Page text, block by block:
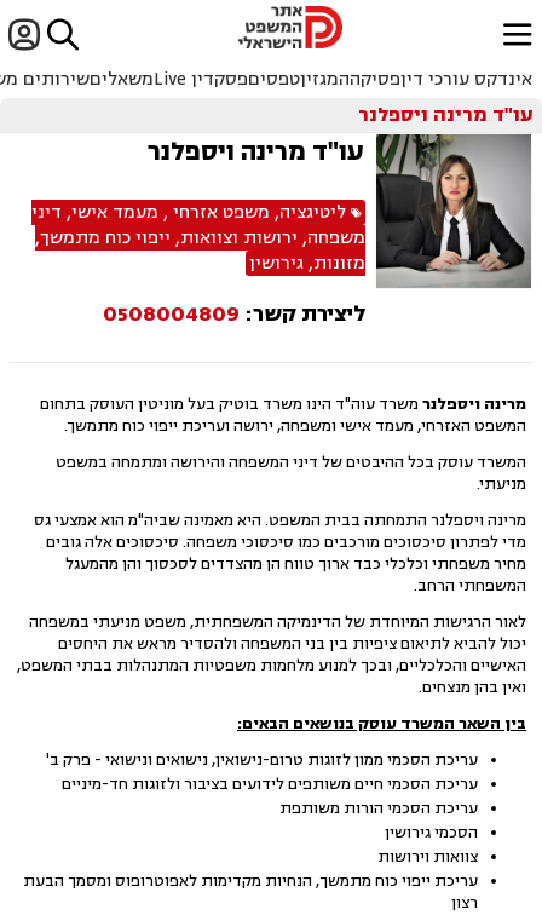

ﱐ
אינדקס עורכי דיןפסיקההמגזיןטפסיםפסקדין Live משאליםשירותים
עו"ד מרינה ויספלנר
עו"ד מרינה ויספלנר
ליטיגציה, משפט אזרחי , מעמד אישי, דיני
משפחה, ירושות וצוואות, ייפוי כוח מתמשך,
מזונות,גירושין
ליצירת קשר: 0508004809
מרינה ויספלנר משרד עוה"ד הינו משרד בוטיק בעל מוניטין העוסק בתחום
המשפט האזרחי, מעמד אישי ומשפחה, ירושה ועריכת ייפוי כוח מתמשך.
המשרד עוסק בכל ההיבטים של דיני המשפחה והירושה ומתמחה במשפט
מניעתי.
מרינה ויספלנר התמחתה בבית המשפט. היא מאמינה שביה"מ הוא אמצעי גס
מדי לפתרון סיכסוכים מורכבים כמו סיכסוכי משפחה. סיכסוכים אלה גובים
מחיר משפחתי וכלכלי כבד ארוך טווח הן מהצדדים לסכסוך והן מהמעגל
המשפחתי הרחב.
לאור הרגישות המיוחדת של הדינמיקה המשפחתית, משפט מניעתי במשפחה
יכול להביא לתיאום ציפיות בין בני המשפחה ולהסדיר מראש את היחסים
האישיים והכלכליים, ובכך למנוע מלחמות משפטיות המתנהלות בבתי המשפט,
ואין בהן מנצחים.
בין השאר המשרד עוסק בנושאים הבאים:
עריכת הסכמי ממון לזוגות טרום-נישואין, נישואים ונישואי - פרק ב'
עריכת הסכמי חיים משותפים לידועים בציבור ולזוגות חד-מיניים
עריכת הסכמי הורות משותפת
הסכמי גירושין
צוואות וירושות
עריכת ייפוי כוח מתמשך, הנחיות מקדימות לאפוטרופוס ומסמך הבעת
רצון